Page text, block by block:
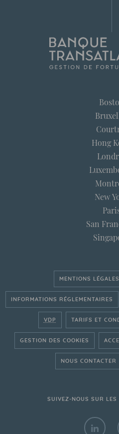
Hong
New
San
MENTIONS LÉGALES
INFORMATIONS RÉGLEMENTAIRES
VDP TARIFS ET
GESTION DES COOKIES
NOUS CONTACTER
SUIVEZ-NOUS SUR LES